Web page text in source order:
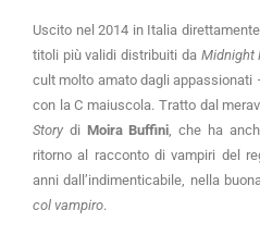
Uscito nel 2014 in Italia
titoli più validi distribuiti da Midnight
cult molto amato dagli appassionati
con la C maiuscola. Tratto dal
Story di Moira Buffini, che ha
ritorno al racconto di vampiri del
anni dall’indimenticabile, nella
col vampiro.